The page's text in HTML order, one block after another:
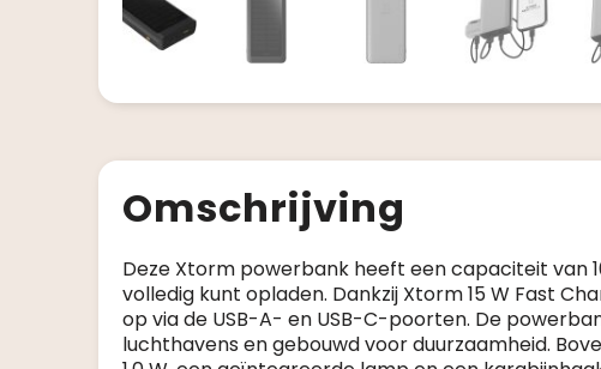
Omschrijving
Deze Xtorm powerbank heeft een capaciteit van
volledig kunt opladen. Dankzij Xtorm 15 W Fast
op via de USB-A- en USB-C-poorten. De
luchthavens en gebouwd voor duurzaamheid.